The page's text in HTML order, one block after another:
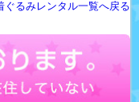
ぐるみレンタル一覧へ戻る